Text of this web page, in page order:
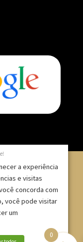
| Rua Serra de
SP – CNPJ:
|
0
a experiência
e visitas
concorda com
você pode visitar
um